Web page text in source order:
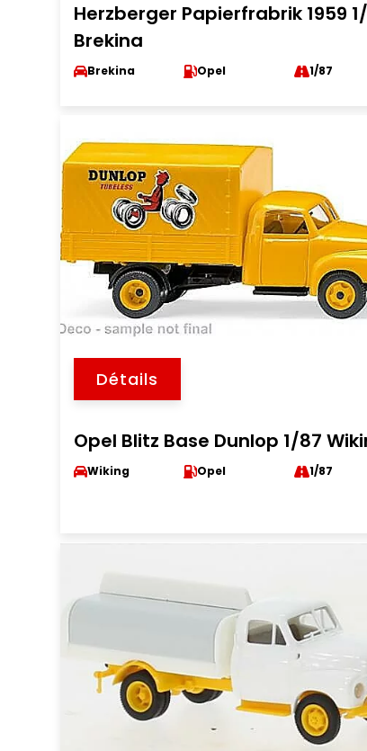
Herzberger Papierfrabrik 1959
Brekina
Brekina Opel 1/87
Détails
Opel Blitz Base Dunlop 1/87
Wiking Opel 1/87